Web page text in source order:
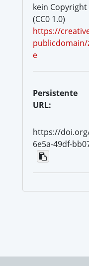
kein
(CC0 1.0)
https://
e
Persistente
URL:
https://
6e5a-49df-